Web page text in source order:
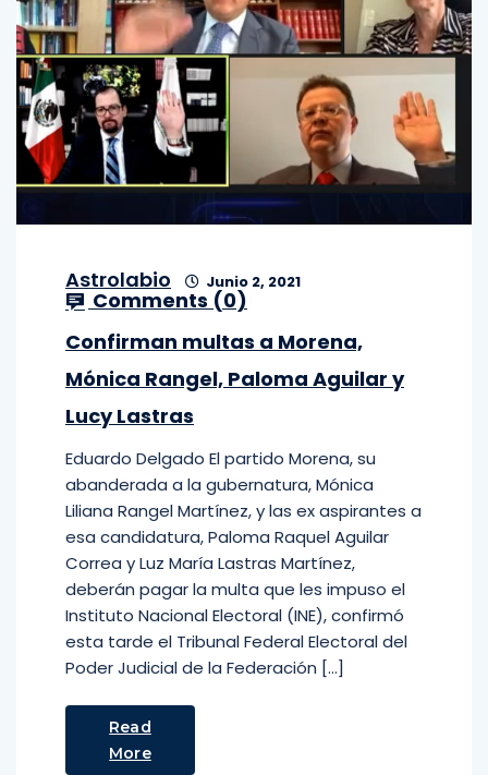
Astrolabio Junio 2, 2021
Comments (0)
Confirman multas a Morena,
Mónica Rangel, Paloma Aguilar y
Lucy Lastras
Eduardo Delgado El partido Morena, su
abanderada a la gubernatura, Mónica
Liliana Rangel Martínez, y las ex aspirantes a
esa candidatura, Paloma Raquel Aguilar
Correa y Luz María Lastras Martínez,
deberán pagar la multa que les impuso el
Instituto Nacional Electoral (INE), confirmó
esta tarde el Tribunal Federal Electoral del
Poder Judicial de la Federación […]
Read
More